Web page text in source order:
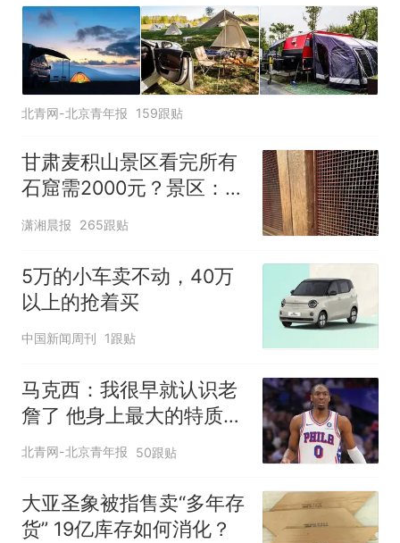
北青网-北京青年报 159跟贴
甘肃麦积山景区看完所有
石窟需2000元？景区：部
分石窟受特别保护，游客
潇湘晨报 265跟贴
5万的小车卖不动，40万
以上的抢着买
中国新闻周刊 1跟贴
马克西：我很早就认识老
詹了 他身上最大的特质就
是谦逊
北青网-北京青年报 50跟贴
大亚圣象被指售卖“多年存
货” 19亿库存如何消化？